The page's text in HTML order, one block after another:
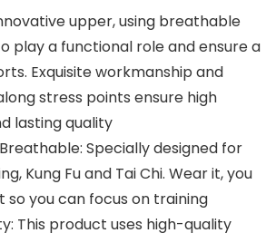
upper, using breathable
play a functional role and ensure a
Exquisite workmanship and
stress points ensure high
lasting quality
Specially designed for
Kung Fu and Tai Chi. Wear it, you
so you can focus on training
This product uses high-quality